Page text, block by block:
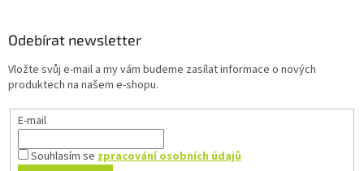
Odebírat newsletter
Vložte svůj e-mail a my vám budeme zasílat informace o nových
produktech na našem e-shopu.
E-mail
Souhlasím sezpracování osobních údajů